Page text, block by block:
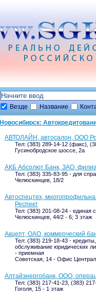
Везде Название
Новосибирск:
АВТОЛАЙН, автосалон, ООО
Тел: (383) 289-14-12 (факс),
Гусинобродское шоссе, 2а
АКБ Абсолют Банк, ЗАО,
Тел: (383) 335-83-95 - для
Челюскинцев, 18/2
Автоспецтех,
Респект
Тел: (383) 201-08-24 - единая
Челюскинцев, 44/2 - 6; 3 этаж
Акцепт, ОАО, коммерческий
Тел: (383) 219-18-43 -
обслуживание юридических
- приемная
Советская, 14 - Офис
Алтайэнергобанк, ООО,
Тел: (383) 217-41-23, (383)
Гоголя, 15 - 1 этаж